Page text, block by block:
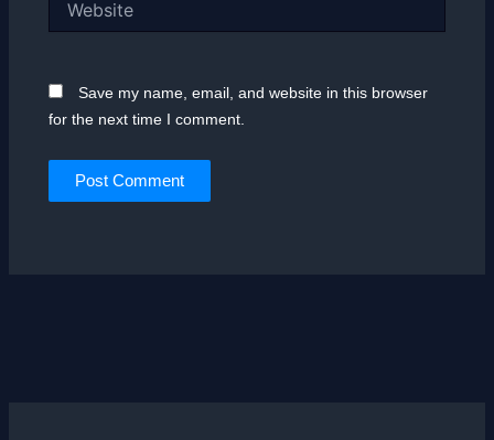
Save my name, email, and website in this browser
for the next time I comment.